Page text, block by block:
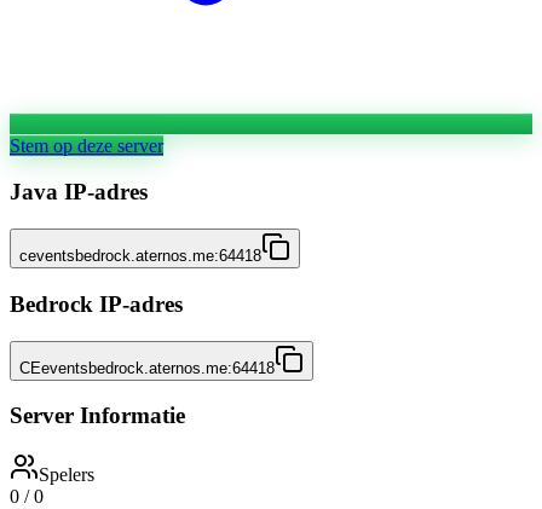
Stem op deze server
Java IP-adres
ceventsbedrock.aternos.me:64418
Bedrock IP-adres
CEeventsbedrock.aternos.me:64418
Server Informatie
Spelers
0 / 0